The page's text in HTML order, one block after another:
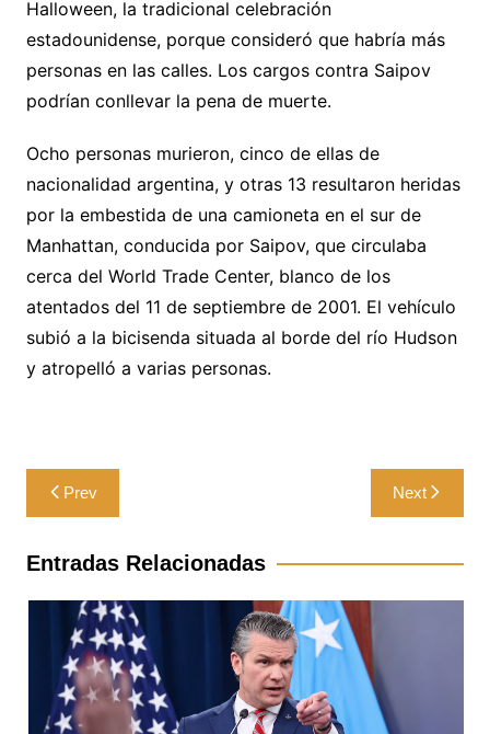
Halloween, la tradicional celebración
estadounidense, porque consideró que habría más
personas en las calles. Los cargos contra Saipov
podrían conllevar la pena de muerte.
Ocho personas murieron, cinco de ellas de
nacionalidad argentina, y otras 13 resultaron heridas
por la embestida de una camioneta en el sur de
Manhattan, conducida por Saipov, que circulaba
cerca del World Trade Center, blanco de los
atentados del 11 de septiembre de 2001. El vehículo
subió a la bicisenda situada al borde del río Hudson
y atropelló a varias personas.
Navegación
de
entradas
Prev Next
Entradas Relacionadas